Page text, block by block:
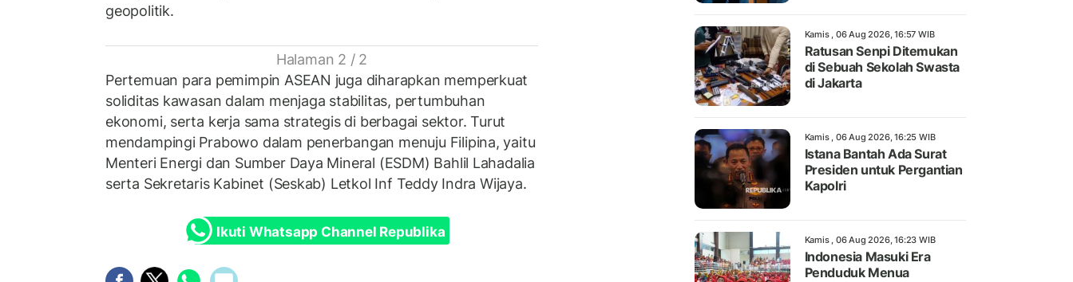
geopolitik.
Halaman 2 / 2
Pertemuan para pemimpin ASEAN juga diharapkan memperkuat
soliditas kawasan dalam menjaga stabilitas, pertumbuhan
ekonomi, serta kerja sama strategis di berbagai sektor. Turut
mendampingi Prabowo dalam penerbangan menuju Filipina, yaitu
Menteri Energi dan Sumber Daya Mineral (ESDM) Bahlil Lahadalia
serta Sekretaris Kabinet (Seskab) Letkol Inf Teddy Indra Wijaya.
Ikuti Whatsapp Channel Republika
Kamis , 06 Aug 2026, 16:57 WIB
Ratusan Senpi Ditemukan
di Sebuah Sekolah Swasta
di Jakarta
Kamis , 06 Aug 2026, 16:25 WIB
Istana Bantah Ada Surat
Presiden untuk Pergantian
Kapolri
Kamis , 06 Aug 2026, 16:23 WIB
Indonesia Masuki Era
Penduduk Menua